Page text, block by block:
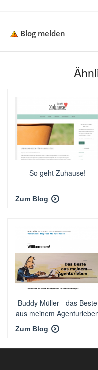
Blog melden
So geht Zuhause!
Zum Blog
Buddy Müller - das Beste
aus meinem
Zum Blog